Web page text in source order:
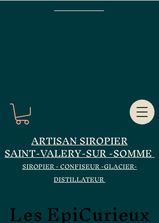
ARTISAN SIROPIER
SAINT-VALERY-SUR -SOMME
SIROPIER - CONFISEUR -GLACIER-
DISTILLATEUR
Les EpiCurieux
Les EpiCurieux